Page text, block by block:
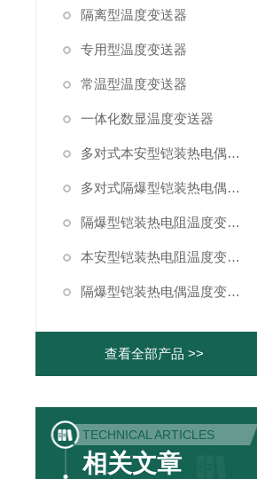
隔离型温度变送器
专用型温度变送器
常温型温度变送器
一体化数显温度变送器
多对式本安型铠装热电偶温度变送器
多对式隔爆型铠装热电偶温度变送器
隔爆型铠装热电阻温度变送器
本安型铠装热电阻温度变送器
隔爆型铠装热电偶温度变送器
查看全部产品 >>
TECHNICAL ARTICLES
相关文章